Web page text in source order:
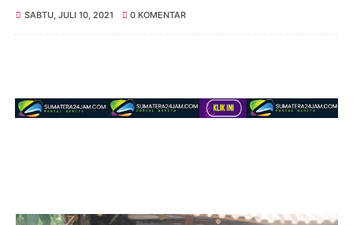
SABTU, JULI 10, 2021 0 KOMENTAR